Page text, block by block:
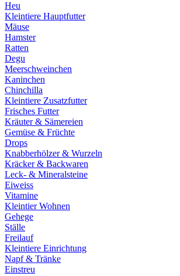
Heu
Kleintiere Hauptfutter
Mäuse
Hamster
Ratten
Degu
Meerschweinchen
Kaninchen
Chinchilla
Kleintiere Zusatzfutter
Frisches Futter
Kräuter & Sämereien
Gemüse & Früchte
Drops
Knabberhölzer & Wurzeln
Kräcker & Backwaren
Leck- & Mineralsteine
Eiweiss
Vitamine
Kleintier Wohnen
Gehege
Ställe
Freilauf
Kleintiere Einrichtung
Napf & Tränke
Einstreu